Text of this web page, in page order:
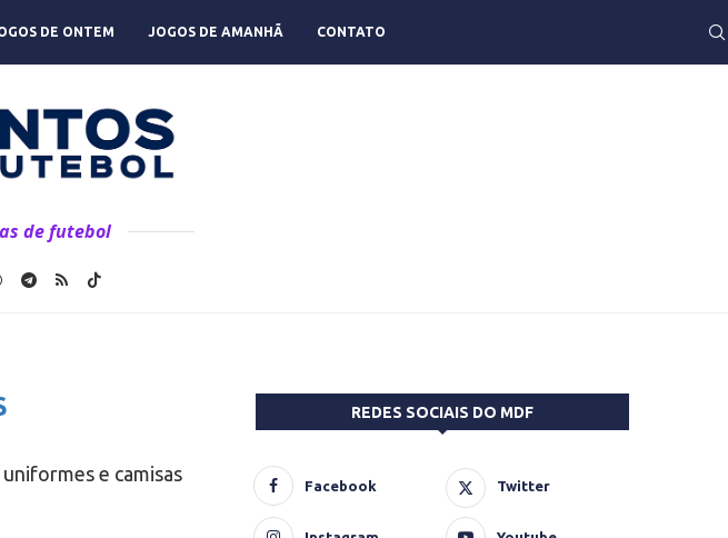
DE ONTEM JOGOS DE AMANHÃ CONTATO
de futebol
e camisas
REDES SOCIAIS DO MDF
Facebook Twitter